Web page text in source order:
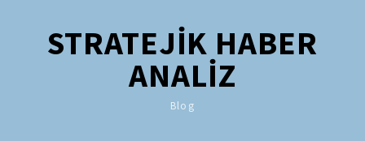
STRATEJİK HABER
ANALİZ
Blog